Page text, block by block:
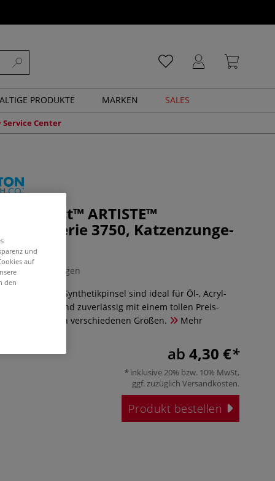
PRODUKTE MARKEN SALES
Service Center
Select™ ARTISTE™
Serie 3750, Katzenzunge-
0 Bewertungen
ARTISTE™ Synthetikpinsel sind ideal für Öl-, Acryl-
Langlebig und zuverlässig mit einem tollen Preis-
Erhältlich in verschiedenen Größen.
Mehr
ab 4,30 €
inklusive 20% bzw. 10% MwSt,
ggf. zuzüglich Versandkosten.
Produkt bestellen
und
auf
den